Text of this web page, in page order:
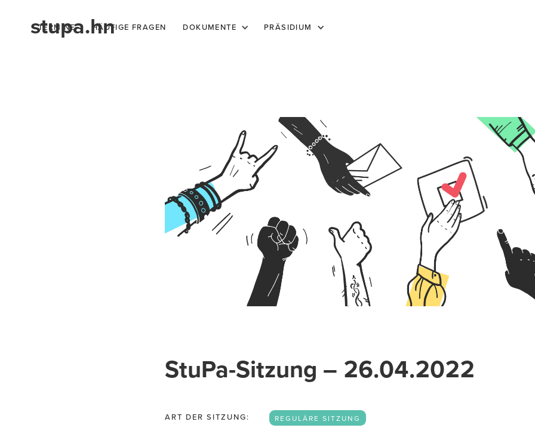
stupa.hn
TERMINE HÄUFIGE FRAGEN DOKUMENTE PRÄSIDIUM
StuPa-Sitzung – 26.04.2022
ART DER SITZUNG: REGULÄRE SITZUNG